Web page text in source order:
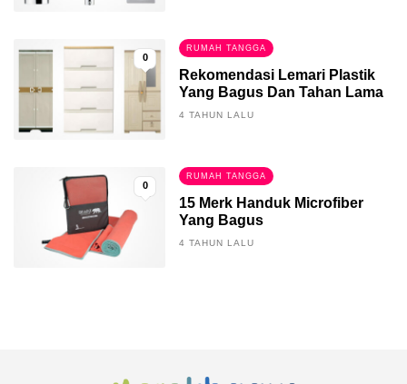
0
RUMAH TANGGA
Rekomendasi Lemari Plastik
Yang Bagus Dan Tahan Lama
4 TAHUN LALU
0
RUMAH TANGGA
15 Merk Handuk Microfiber
Yang Bagus
4 TAHUN LALU